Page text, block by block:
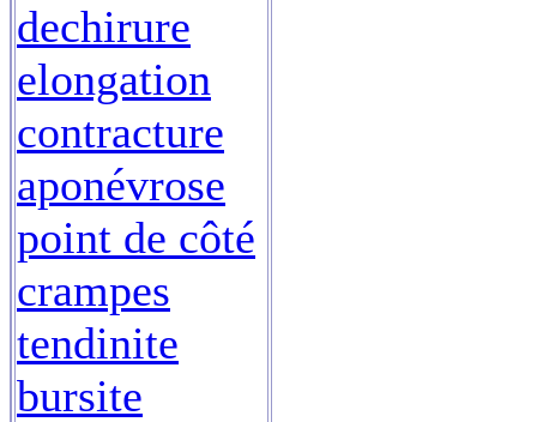
dechirure
elongation
contracture
aponévrose
point de côté
crampes
tendinite
bursite